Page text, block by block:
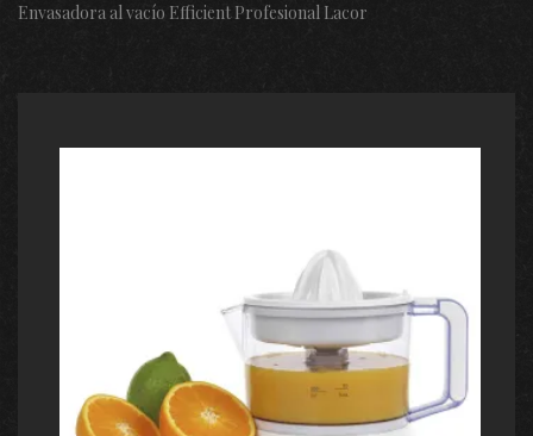
Envasadora al vacío Efficient Profesional Lacor